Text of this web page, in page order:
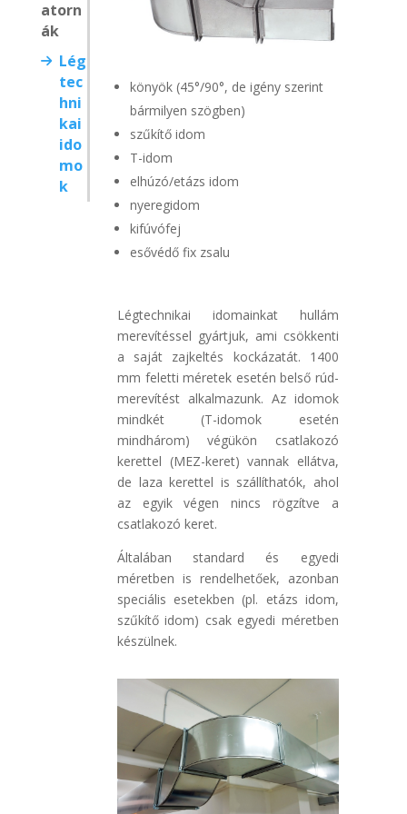
atorn
ák
Lég
tec
hni
kai
ido
mo
k
könyök (45°/90°, de igény szerint
bármilyen szögben)
szűkítő idom
T-idom
elhúzó/etázs idom
nyeregidom
kifúvófej
esővédő fix zsalu
Légtechnikai idomainkat hullám
merevítéssel gyártjuk, ami csökkenti
a saját zajkeltés kockázatát. 1400
mm feletti méretek esetén belső rúd-
merevítést alkalmazunk. Az idomok
mindkét (T-idomok esetén
mindhárom) végükön csatlakozó
kerettel (MEZ-keret) vannak ellátva,
de laza kerettel is szállíthatók, ahol
az egyik végen nincs rögzítve a
csatlakozó keret.
Általában standard és egyedi
méretben is rendelhetőek, azonban
speciális esetekben (pl. etázs idom,
szűkítő idom) csak egyedi méretben
készülnek.